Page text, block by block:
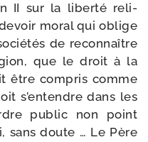
II sur la liber­té reli­
moral qui oblige
de recon­naître
que le droit à la
être com­pris comme
s’entendre dans les
public non point
sans doute … Le Père